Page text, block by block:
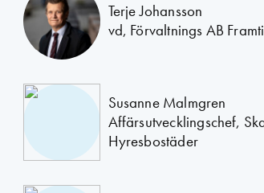
Terje Johansson
vd, Förvaltnings AB
Susanne Malmgren
Affärsutvecklingschef,
Hyresbostäder